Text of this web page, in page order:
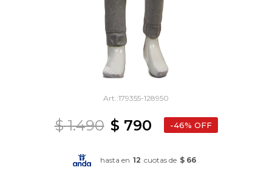
179355-128950
$ 790
$ 1.490 46
hasta en 12 cuotas de $ 66